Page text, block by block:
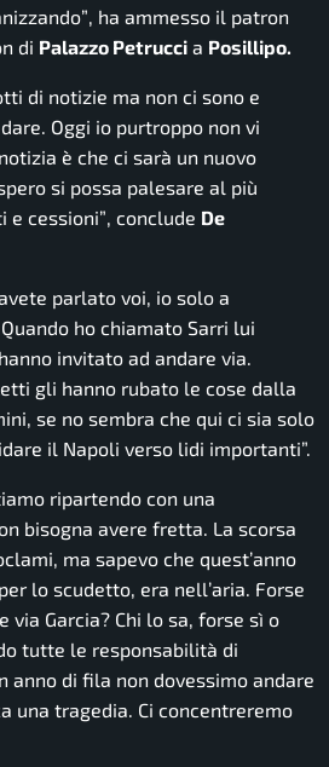
, ha ammesso il patron
di Palazzo Petrucci a Posillipo.
di notizie ma non ci sono e
Oggi io purtroppo non vi
è che ci sarà un nuovo
si possa palesare al più
e cessioni”, conclude De
parlato voi, io solo a
ho chiamato Sarri lui
invitato ad andare via.
gli hanno rubato le cose dalla
se no sembra che qui ci sia solo
il Napoli verso lidi importanti”.
ripartendo con una
bisogna avere fretta. La scorsa
ma sapevo che quest’anno
lo scudetto, era nell’aria. Forse
via Garcia? Chi lo sa, forse sì o
tutte le responsabilità di
anno di fila non dovessimo andare
una tragedia. Ci concentreremo